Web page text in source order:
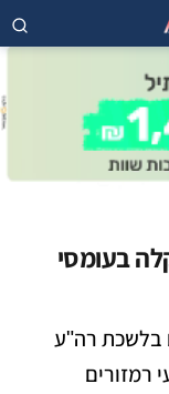
בעומסי
בלשכת רה"ע
רמזורים